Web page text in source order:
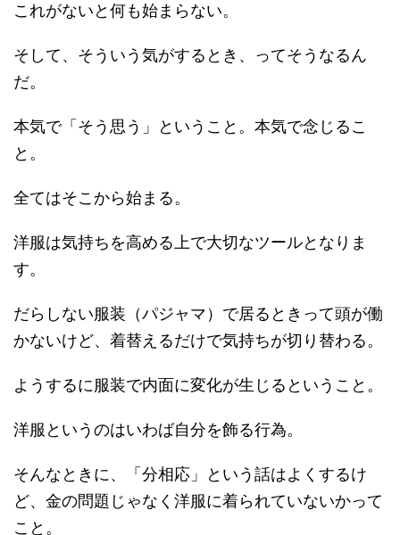
これがないと何も始まらない。
そして、そういう気がするとき、ってそうなるん
だ。
本気で「そう思う」ということ。本気で念じるこ
と。
全てはそこから始まる。
洋服は気持ちを高める上で大切なツールとなりま
す。
だらしない服装（パジャマ）で居るときって頭が働
かないけど、着替えるだけで気持ちが切り替わる。
ようするに服装で内面に変化が生じるということ。
洋服というのはいわば自分を飾る行為。
そんなときに、「分相応」という話はよくするけ
ど、金の問題じゃなく洋服に着られていないかって
こと。